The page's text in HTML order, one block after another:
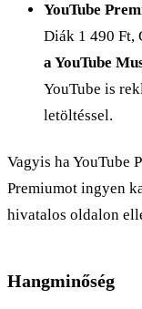
YouTube
Diák 1 490 Ft,
a YouTube
YouTube is
letöltéssel.
Vagyis ha YouTube
Premiumot ingyen
hivatalos oldalon
Hangminőség